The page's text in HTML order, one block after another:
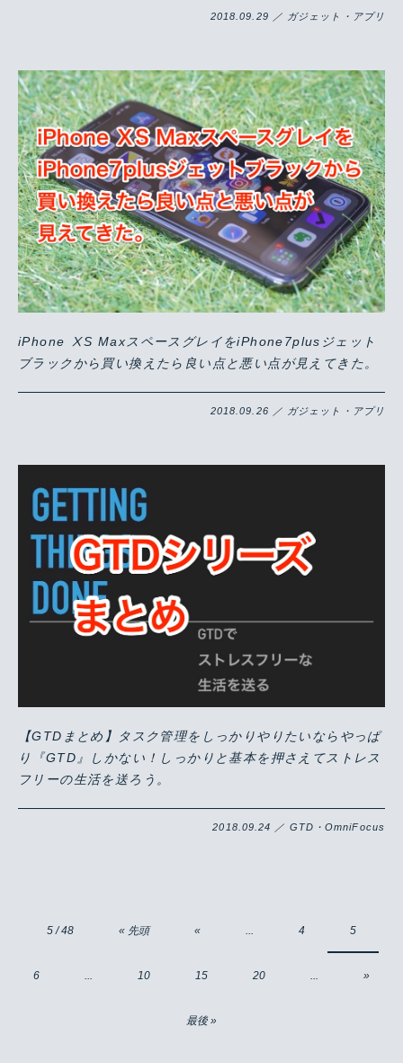
2018.09.29 ／ ガジェット・アプリ
iPhone ⅩS MaxスペースグレイをiPhone7plusジェット
ブラックから買い換えたら良い点と悪い点が見えてきた。
2018.09.26 ／ ガジェット・アプリ
【GTDまとめ】タスク管理をしっかりやりたいならやっぱ
り『GTD』しかない！しっかりと基本を押さえてストレス
フリーの生活を送ろう。
2018.09.24 ／ GTD・OmniFocus
5 / 48 « 先頭 « ... 4 5
6 ... 10 15 20 ... »
最後 »